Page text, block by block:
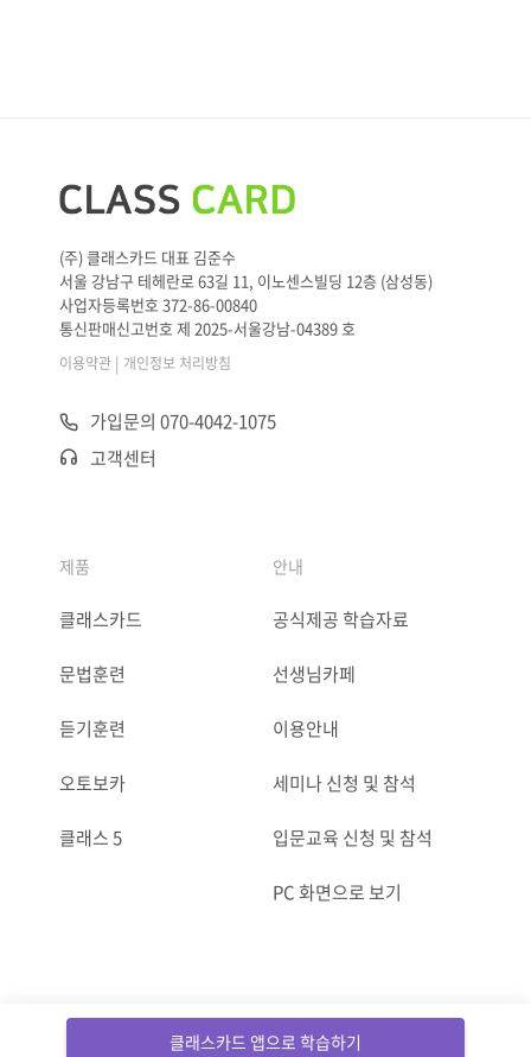
클래스카드 앱으로 학습하기
(주) 클래스카드 대표 김준수
서울 강남구 테헤란로 63길 11, 이노센스빌딩 12층 (삼성동)
사업자등록번호 372-86-00840
통신판매신고번호 제 2025-서울강남-04389 호
이용약관 | 개인정보 처리방침
가입문의 070-4042-1075
고객센터
제품
클래스카드
문법훈련
듣기훈련
오토보카
클래스 5
안내
공식제공 학습자료
선생님카페
이용안내
세미나 신청 및 참석
입문교육 신청 및 참석
PC 화면으로 보기
ⓒCLASSCARD. All Rights reserved.